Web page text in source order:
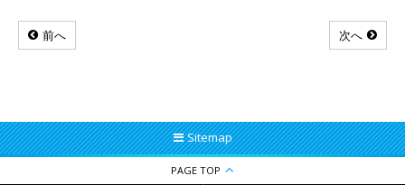
前へ 次へ
Sitemap
PAGE TOP